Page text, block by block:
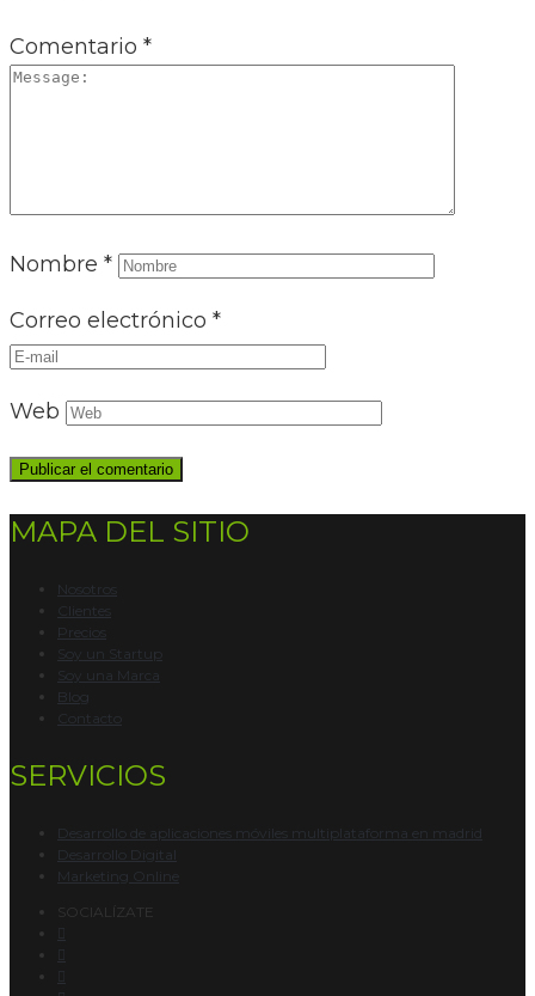
Comentario *
Nombre *
Correo electrónico *
Web
MAPA DEL SITIO
Nosotros
Clientes
Precios
Soy un Startup
Soy una Marca
Blog
Contacto
SERVICIOS
Desarrollo de aplicaciones móviles multiplataforma en madrid
Desarrollo Digital
Marketing Online
SOCIALÍZATE